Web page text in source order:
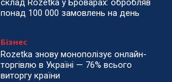
склад Rozetka у Броварах: обробляв
понад 100 000 замовлень на день
Бізнес
Rozetka знову монополізує онлайн-
торгівлю в Україні — 76% всього
виторгу країни